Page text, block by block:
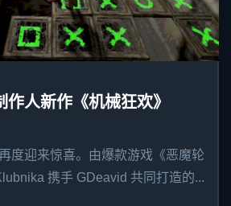
作人新作《机械狂欢》
度迎来惊喜。由爆款游戏《恶魔轮
携手 GDeavid 共同打造的...